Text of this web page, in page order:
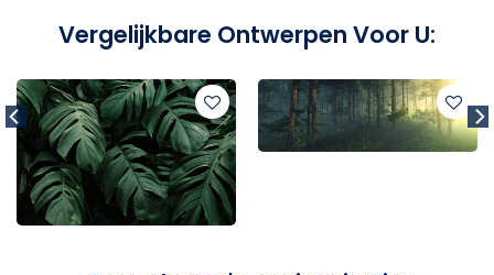
Vergelijkbare Ontwerpen Voor U: